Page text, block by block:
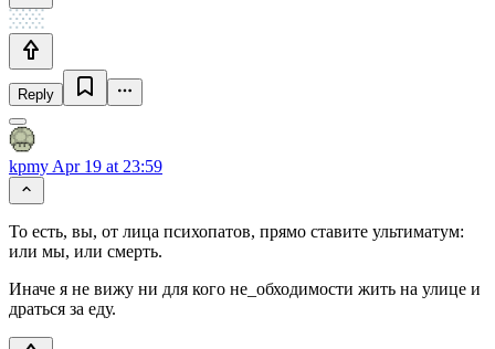
Reply
kpmy Apr 19 at 23:59
То есть, вы, от лица психопатов, прямо ставите ультиматум:
или мы, или смерть.
Иначе я не вижу ни для кого не_обходимости жить на улице и
драться за еду.